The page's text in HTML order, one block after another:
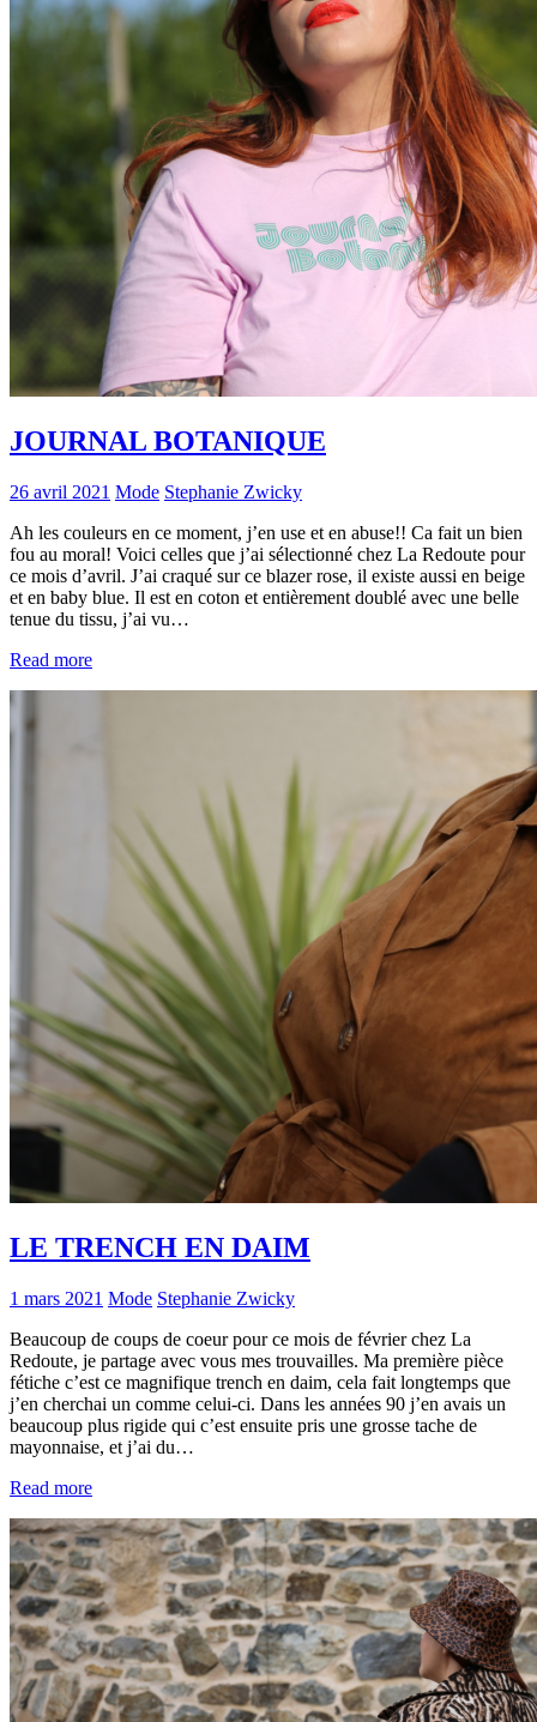
JOURNAL BOTANIQUE
26 avril 2021 Mode Stephanie Zwicky
Ah les couleurs en ce moment, j’en use et en abuse!! Ca fait un bien
fou au moral! Voici celles que j’ai sélectionné chez La Redoute pour
ce mois d’avril. J’ai craqué sur ce blazer rose, il existe aussi en beige
et en baby blue. Il est en coton et entièrement doublé avec une belle
tenue du tissu, j’ai vu…
Read more
LE TRENCH EN DAIM
1 mars 2021 Mode Stephanie Zwicky
Beaucoup de coups de coeur pour ce mois de février chez La
Redoute, je partage avec vous mes trouvailles. Ma première pièce
fétiche c’est ce magnifique trench en daim, cela fait longtemps que
j’en cherchai un comme celui-ci. Dans les années 90 j’en avais un
beaucoup plus rigide qui c’est ensuite pris une grosse tache de
mayonnaise, et j’ai du…
Read more